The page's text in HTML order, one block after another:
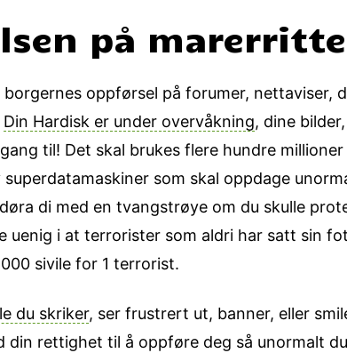
på
oppførsel på forumer, nettaviser,
Din Hardisk er under overvåkning, dine
til! Det skal brukes flere hundre millioner
som skal oppdage
di med en tvangstrøye om du skulle
i at terrorister som aldri har satt sin
sivile for 1 terrorist.
du skriker, ser frustrert ut, banner, eller
din rettighet til å oppføre deg så unormalt